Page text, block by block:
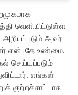
வெளியிட்டுள்ள
அவர்
என்பதே உண்மை.
செய்யப்படும்
எங்கள்
குற்றச்சாட்டாக